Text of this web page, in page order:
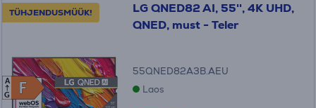
TÜHJENDUSMÜÜK!
F
F
A
G
LG QNED82 AI, 55'', 4K UHD,
QNED, must - Teler
55QNED82A3B.AEU
Laos